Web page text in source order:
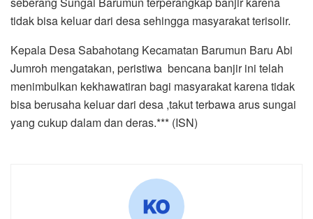
tidak bisa keluar dari desa sehingga masyarakat terisolir.
Kepala Desa Sabahotang Kecamatan Barumun Baru Abi
Jumroh mengatakan, peristiwa bencana banjir ini telah
menimbulkan kekhawatiran bagi masyarakat karena tidak
bisa berusaha keluar dari desa ,takut terbawa arus sungai
yang cukup dalam dan deras.*** (ISN)